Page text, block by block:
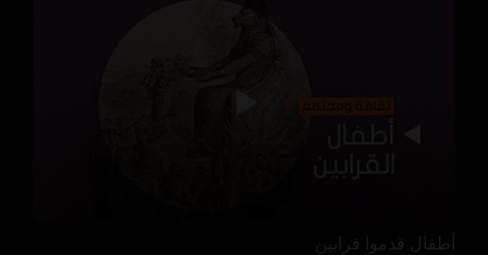
أطفال قدموا قرابين